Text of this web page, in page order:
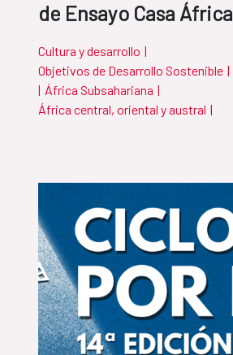
de Ensayo Casa África
Cultura y desarrollo |
Objetivos de Desarrollo Sostenible |
| África Subsahariana |
África central, oriental y austral |